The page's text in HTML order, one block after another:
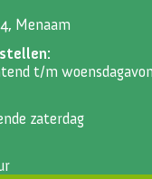
Menaam
t/m
zaterdag